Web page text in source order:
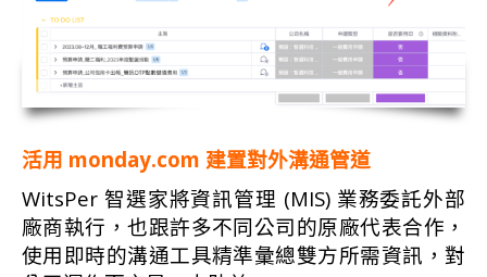
活用 monday.com 建置對外溝通管道
WitsPer 智選家將資訊管理 (MIS) 業務委託外部
廠商執行，也跟許多不同公司的原廠代表合作，
使用即時的溝通工具精準彙總雙方所需資訊，對